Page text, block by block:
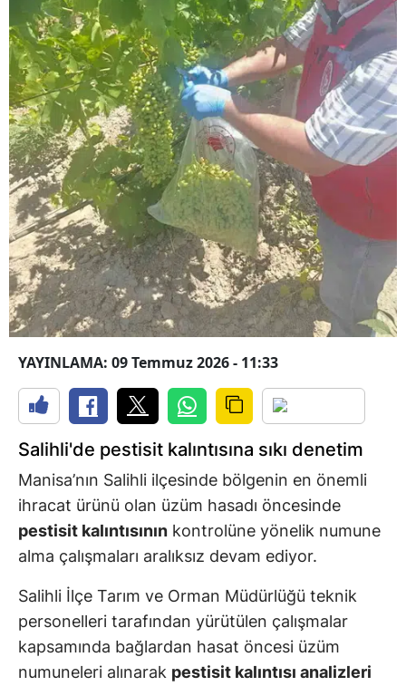
YAYINLAMA: 09 Temmuz 2026 - 11:33
Salihli'de pestisit kalıntısına sıkı denetim
Manisa’nın Salihli ilçesinde bölgenin en önemli
ihracat ürünü olan üzüm hasadı öncesinde
pestisit kalıntısının kontrolüne yönelik numune
alma çalışmaları aralıksız devam ediyor.
Salihli İlçe Tarım ve Orman Müdürlüğü teknik
personelleri tarafından yürütülen çalışmalar
kapsamında bağlardan hasat öncesi üzüm
numuneleri alınarak pestisit kalıntısı analizleri